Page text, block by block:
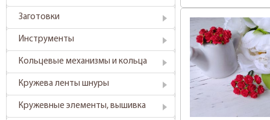
Заготовки
Инструменты
Кольцевые механизмы и кольца
Кружева ленты шнуры
Кружевные элементы, вышивка